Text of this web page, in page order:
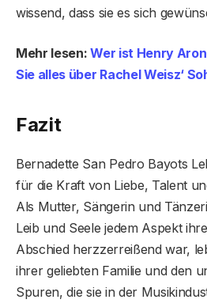
wissend, dass sie es sich
Mehr lesen:Wer ist Henry
Sie alles über Rachel Weisz‘
Fazit
Bernadette San Pedro Bayots
für die Kraft von Liebe, Talent
Als Mutter, Sängerin und
Leib und Seele jedem Aspekt
Abschied herzzerreißend war,
ihrer geliebten Familie und den
Spuren, die sie in der